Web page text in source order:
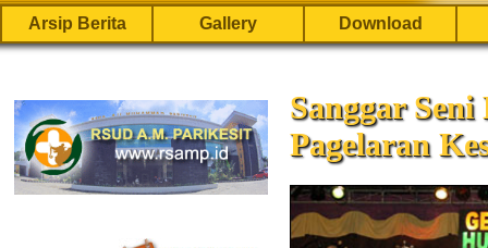
Arsip Berita Gallery Download
Sanggar
Pagelaran